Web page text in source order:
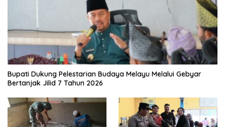
Bupati Dukung Pelestarian Budaya Melayu Melalui Gebyar
Bertanjak Jilid 7 Tahun 2026